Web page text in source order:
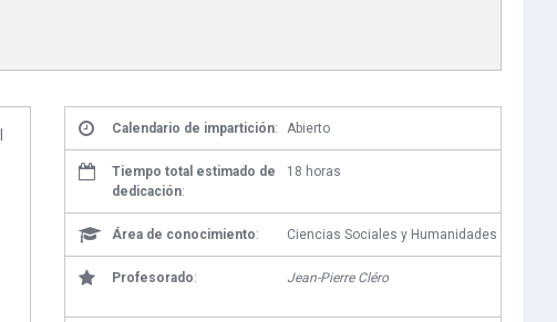
Calendario de impartición: Abierto
Tiempo total estimado de
dedicación:
18 horas
Área de conocimiento: Ciencias Sociales y Humanidades
Profesorado: Jean-Pierre Cléro